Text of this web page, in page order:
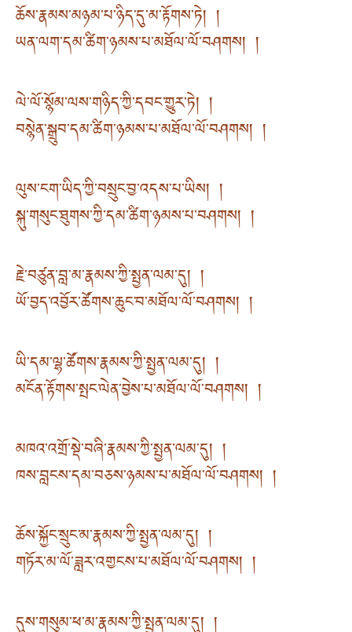
ཆོས་རྣམས་མཉམ་པ་ཉིད་དུ་མ་རྟོགས་ཏེ། །
ཡན་ལག་དམ་ཚིག་ཉམས་པ་མཐོལ་ལོ་བཤགས། །
ལེ་ལོ་སྙོམ་ལས་གཉིད་ཀྱི་དབང་གྱུར་ཏེ། །
བསྙེན་སྒྲུབ་དམ་ཚིག་ཉམས་པ་མཐོལ་ལོ་བཤགས། །
ལུས་ངག་ཡིད་ཀྱི་བསྲུང་བྱ་འདས་པ་ཡིས། །
སྐུ་གསུང་ཐུགས་ཀྱི་དམ་ཚིག་ཉམས་པ་བཤགས། །
རྗེ་བཙུན་བླ་མ་རྣམས་ཀྱི་སྤྱན་ལམ་དུ། །
ཡོ་བྱད་འབྱོར་ཚོགས་ཆུང་བ་མཐོལ་ལོ་བཤགས། །
ཡི་དམ་ལྷ་ཚོགས་རྣམས་ཀྱི་སྤྱན་ལམ་དུ། །
མངོན་རྟོགས་སྤང་ལེན་བྱེས་པ་མཐོལ་ལོ་བཤགས། །
མཁའ་འགྲོ་སྡེ་བཞི་རྣམས་ཀྱི་སྤྱན་ལམ་དུ། །
ཁས་བླངས་དམ་བཅས་ཉམས་པ་མཐོལ་ལོ་བཤགས། །
ཆོས་སྐྱོང་སྲུང་མ་རྣམས་ཀྱི་སྤྱན་ལམ་དུ། །
གཏོར་མ་ལོ་ཟླར་འགྱངས་པ་མཐོལ་ལོ་བཤགས། །